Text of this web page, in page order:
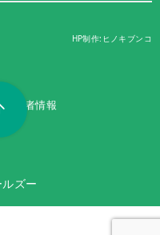
HP制作:ヒノキブンコ
運営者情報
ズー